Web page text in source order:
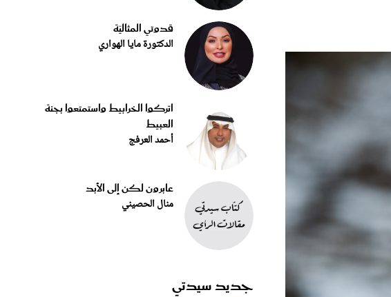
قدوتي المثاليّة
الدكتورة مايا الهواري
اتركوا الخرابيط واستمتعوا بجنة
العبيط
أحمد العرفج
عابرون لكن إلى الأبد
منال الحصيني
جديد سيدتي